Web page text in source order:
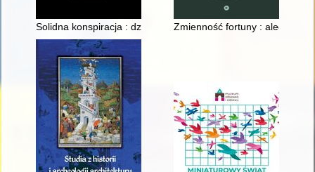
Solidna konspiracja : działalność oddziału Solidarności
Zmienność fortuny : alegorie